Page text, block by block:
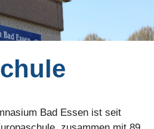
Bad Essen ist seit